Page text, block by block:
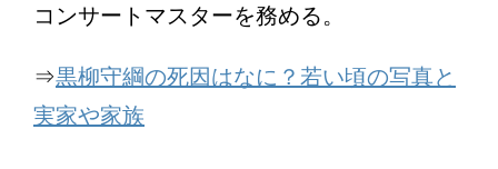
コンサートマスターを務める。
⇒黒柳守綱の死因はなに？若い頃の写真と
実家や家族